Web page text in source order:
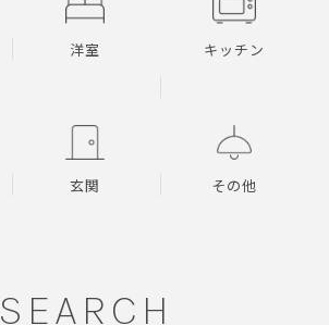
洋室 キッチン
玄関 その他
SEARCH